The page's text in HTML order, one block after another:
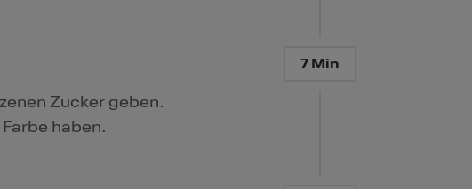
7 Min
Zucker geben.
haben.